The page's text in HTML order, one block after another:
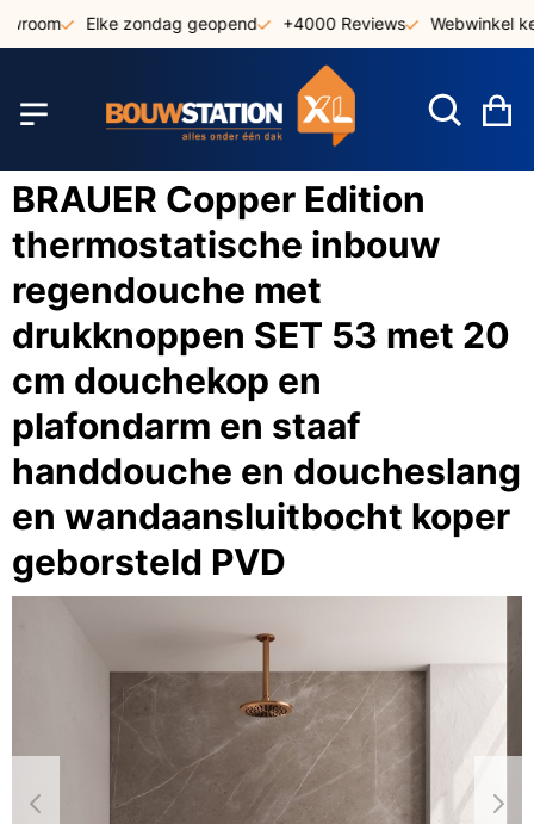
naar
Elke zondag geopend +4000 Reviews Webwinkel
BRAUER Copper Edition
thermostatische inbouw
regendouche met
drukknoppen SET 53 met 20
cm douchekop en
plafondarm en staaf
handdouche en doucheslang
en wandaansluitbocht koper
geborsteld PVD